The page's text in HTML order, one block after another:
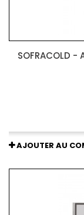
SOFRACOLD
AJOUTER AU